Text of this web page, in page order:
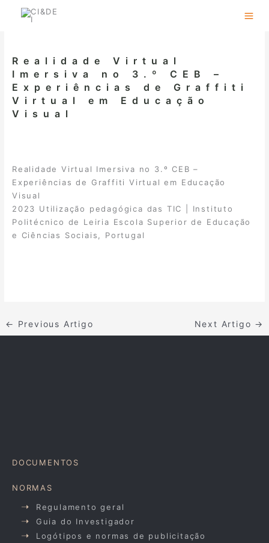
Realidade Virtual
Imersiva no 3.º CEB –
Experiências de Graffiti
Virtual em Educação
Visual
Realidade Virtual Imersiva no 3.º CEB –
Experiências de Graffiti Virtual em Educação
Visual
2023 Utilização pedagógica das TIC | Instituto
Politécnico de Leiria Escola Superior de Educação
e Ciências Sociais, Portugal
← Previous Artigo Next Artigo →
DOCUMENTOS
NORMAS
Regulamento geral
Guia do Investigador
Logótipos e normas de publicitação